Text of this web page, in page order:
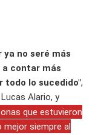
no seré más
a contar más
todo lo sucedido",
Alario, y
que estuvieron
mejor siempre al